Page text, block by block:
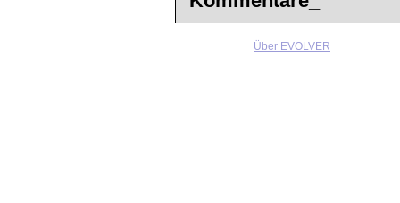
Über EVOLVER